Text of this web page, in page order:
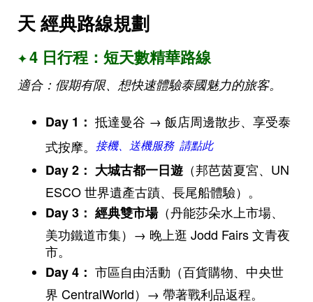
天 經典路線規劃
✦4 日行程：短天數精華路線
適合：假期有限、想快速體驗泰國魅力的旅客。
Day 1 ： 抵達曼谷 → 飯店周邊散步、享受泰
式按摩。 接機、送機服務 請點此
Day 2 ： 大城古都一日遊 （邦芭茵夏宮、UN
ESCO 世界遺產古蹟、長尾船體驗）。
Day 3 ： 經典雙市場（丹能莎朵水上市場、
美功鐵道市集）→ 晚上逛 Jodd Fairs 文青夜
市。
Day 4 ： 市區自由活動（百貨購物、中央世
界 CentralWorld）→ 帶著戰利品返程。